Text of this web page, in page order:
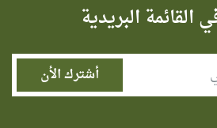
القائمة البريدية